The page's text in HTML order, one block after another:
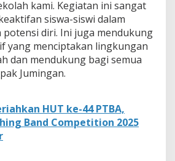
kami. Kegiatan ini sangat
siswa-siswi dalam
potensi diri. Ini juga mendukung
yang menciptakan lingkungan
dan mendukung bagi semua
Jumingan.
HUT ke-44 PTBA,
Band Competition 2025